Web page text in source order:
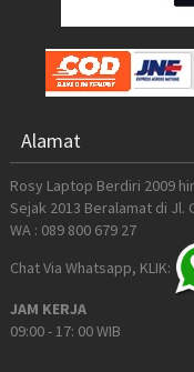
Alamat
Rosy Laptop Berdiri 2009
Sejak 2013 Beralamat di Jl.
WA : 089 800 679 27
Chat Via Whatsapp, KLIK:
JAM KERJA
09:00 - 17: 00 WIB